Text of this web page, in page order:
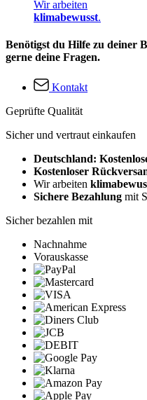
Wir arbeiten
klimabewusst.
Benötigst du Hilfe zu deiner
gerne deine Fragen.
Kontakt
Geprüfte Qualität
Sicher und vertraut einkaufen
Deutschland:
Kostenloser
Wir arbeiten
Sichere Bezahlung mit
Sicher bezahlen mit
Nachnahme
Vorauskasse